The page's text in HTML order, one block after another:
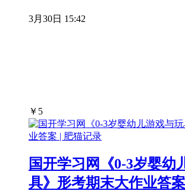
3月30日 15:42
￥ 5
国开学习网《0-3岁婴幼
具》形考期末大作业答案